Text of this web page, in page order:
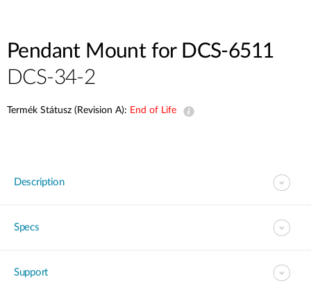
Pendant Mount for DCS-6511
DCS-34-2
Termék Státusz (Revision A): End of Life
Description
Specs
Support